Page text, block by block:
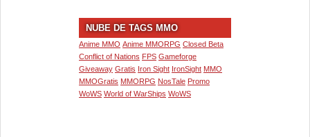
NUBE DE TAGS MMO
Anime MMO Anime MMORPG Closed Beta
Conflict of Nations FPS Gameforge
Giveaway Gratis Iron Sight IronSight MMO
MMOGratis MMORPG NosTale Promo
WoWS World of WarShips WoWS